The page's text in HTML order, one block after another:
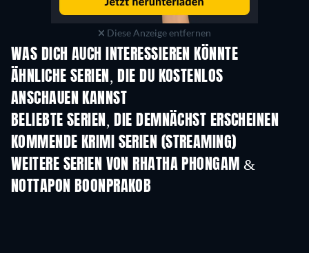
Diese Anzeige entfernen
WAS DICH AUCH INTERESSIEREN KÖNNTE
Serie Serie
ÄHNLICHE SERIEN, DIE DU KOSTENLOS
ANSCHAUEN KANNST
Serie
BELIEBTE SERIEN, DIE DEMNÄCHST ERSCHEINEN
Serie Serie
KOMMENDE KRIMI SERIEN (STREAMING)
Staffel 6 Staffel 2
WEITERE SERIEN VON RHATHA PHONGAM &
NOTTAPON BOONPRAKOB
Serie